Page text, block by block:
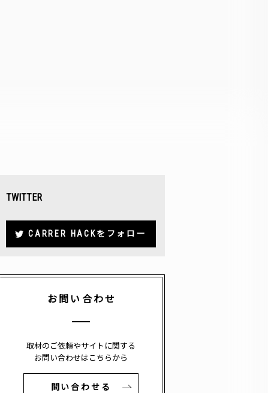
TWITTER
CARRER HACKをフォロー
お問い合わせ
取材のご依頼やサイトに関する
お問い合わせはこちらから
問い合わせる